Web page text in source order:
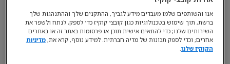
אנו והשותפים שלמו מעבדים מידע לגביך, ההתקנים שלך וההתנהגות שלך
ברשת, תוך שימוש בטכנולוגיות כגון קובצי קוקיז כדי לספק, לנתח ולשפר את
השירותים שלנו; כדי להתאים אישית תוכן או פרסומות באתר זה או באתרים
אחרים; וכדי לספק תכונות של מדיה חברתית. למידע נוסף, קרא את,מדיניות
הקוקיז שלנו